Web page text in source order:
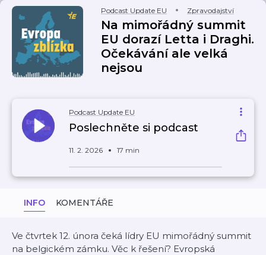
Podcast Update EU Zpravodajství
Na mimořádný summit
EU dorazí Letta i Draghi.
Očekávání ale velká
nejsou
Podcast Update EU
Poslechněte si podcast
11. 2. 2026 17 min
INFO KOMENTÁŘE
Ve čtvrtek 12. února čeká lídry EU mimořádný summit
na belgickém zámku. Věc k řešení? Evropská